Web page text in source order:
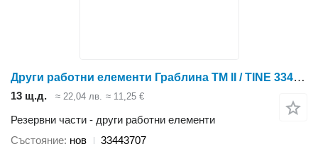
Други работни елементи Граблина TM II / TINE 33443707 за култиватор Case IH TIGER-MATE II
13 щ.д. ≈ 22,04 лв. ≈ 11,25 €
Резервни части - други работни елементи
Състояние нов
33443707